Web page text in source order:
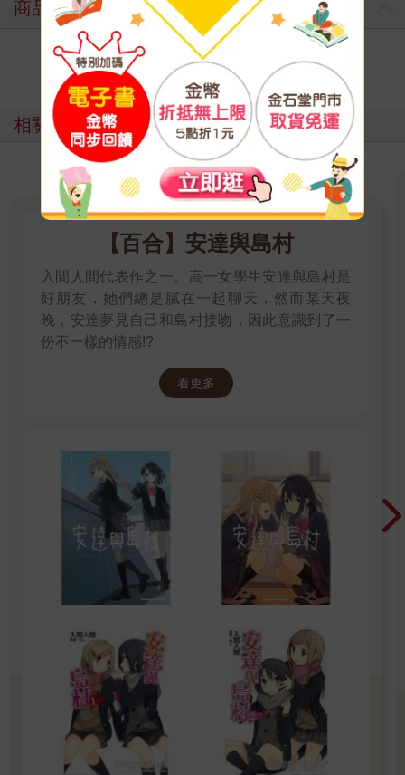
商品評價
寫評價
相關主題
【百合】安達與島村
入間人間代表作之一。高一女學生安達與島村是
好朋友，她們總是膩在一起聊天，然而某天夜
晚，安達夢見自己和島村接吻，因此意識到了一
份不一樣的情感!?
看更多